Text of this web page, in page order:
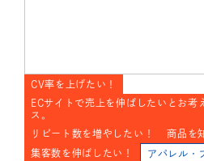
CV率を上げたい！
ECサイトで売上を伸ばしたいとお考
ス。
リピート数を増やしたい！
商品を
集客数を伸ばしたい！
アパレル・